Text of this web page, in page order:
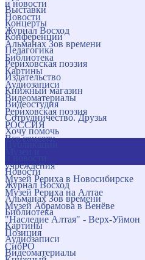
и новости
Новости
Журнал Восход
Альманах Зов времени
Библиотека
Картины
Аудиозаписи
Видеоматериалы
Рериховская поэзия
РОССИЯ
Все соцсети
учреждения
Музей Рериха в Новосибирске
Музей Рериха на Алтае
Музей Абрамова в Венёве
"Наследие Алтая" - Верх-Уймон
Позиция
СибРО
Выставки
Концерты
Конференции
Педагогика
Рериховская поэзия
Издательство
Книжный магазин
Видеостудия
Сотрудничество. Друзья
Хочу помочь
Новости
Журнал Восход
Альманах Зов времени
Библиотека
Картины
Аудиозаписи
Видеоматериалы